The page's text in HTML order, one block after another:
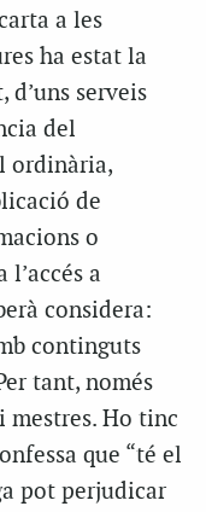
a les
ha estat la
serveis
del
ordinària,
de
o
a
considera:
continguts
tant, només
Ho tinc
que “té el
pot perjudicar